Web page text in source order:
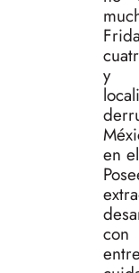
y
en